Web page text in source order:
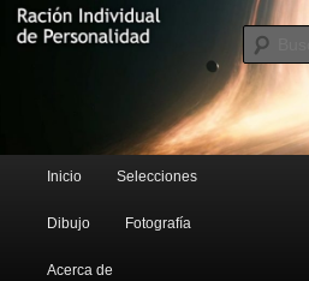
Ración Individual
Blog de Rufus Gefangenen
Menú principal
Ir al contenido principal
Ir al contenido secundario
Inicio Selecciones
Dibujo Fotografía
Acerca de